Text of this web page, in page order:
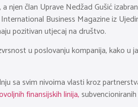
njen član Uprave Nedžad Gušić
Business Magazine iz
pozitivan utjecaj na društvo.
u poslovanju kompanija, kako u
sa svim nivoima vlasti kroz
finansijskih linija,